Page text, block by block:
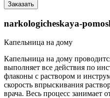
Заказать
narkologicheskaya-
Капельница на дому
Капельница на дому
выполняет все действия по
флаконы с раствором и
скорость впрыскивания
врача. Весь процесс занимает